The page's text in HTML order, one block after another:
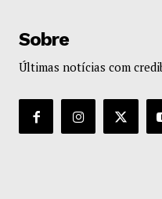
Sobre
Últimas notícias com